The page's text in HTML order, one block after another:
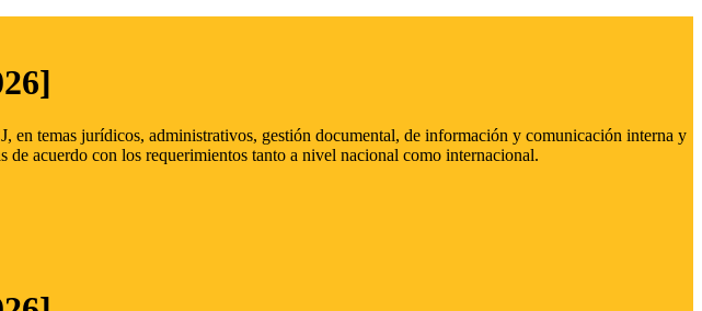
temas jurídicos, administrativos, gestión documental, de información y comunicación interna y
acuerdo con los requerimientos tanto a nivel nacional como internacional.